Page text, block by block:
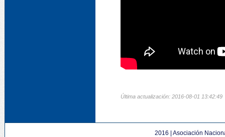
Última actualización: 2016-08-01 13:42:49
2016 | Asociación